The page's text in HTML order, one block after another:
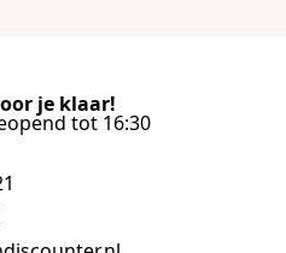
je klaar!
tot 16:30